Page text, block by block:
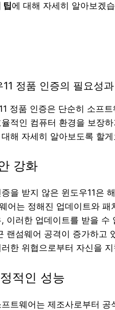
팁에 대해 자세히 알아보겠
11 정품 인증의 필요성
정품 인증은 단순히 소프
적인 컴퓨터 환경을 보장
대해 자세히 알아보도록 할게
강화
을 받지 않은 윈도우11은
어는 정해진 업데이트와
, 이러한 업데이트를 받을
랜섬웨어 공격이 증가하고
한 위협으로부터 자신을
적인 성능
트웨어는 제조사로부터